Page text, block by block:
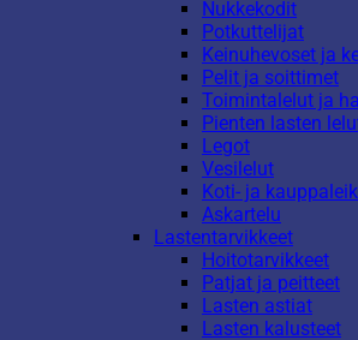
Nukkekodit
Potkuttelijat
Keinuhevoset ja
Pelit ja soittimet
Toimintalelut ja
Pienten lasten
Legot
Vesilelut
Koti- ja
Askartelu
Lastentarvikkeet
Hoitotarvikkeet
Patjat ja peitteet
Lasten astiat
Lasten kalusteet